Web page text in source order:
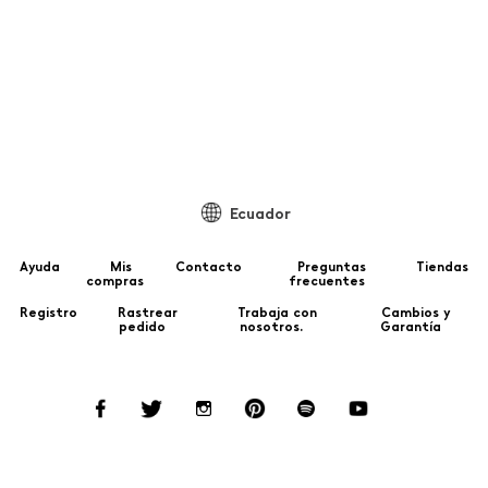
Ecuador
Ayuda
Mis
compras
Contacto
Preguntas
frecuentes
Tiendas
Registro
Rastrear
pedido
Trabaja con
nosotros.
Cambios y
Garantía